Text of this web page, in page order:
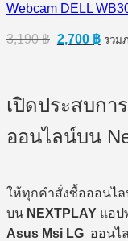
Webcam DELL
3,190฿ Original
price
2,700 ฿
price
รวม
เปิดประสบก
ออนไลน์บน
ให้ทุกคำสั่งซื้อออนไ
บน NEXTPLAY แอป
Asus Msi LG ออนไ